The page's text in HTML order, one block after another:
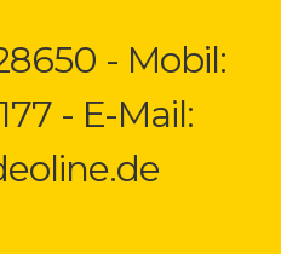
- Mobil:
- E-Mail: